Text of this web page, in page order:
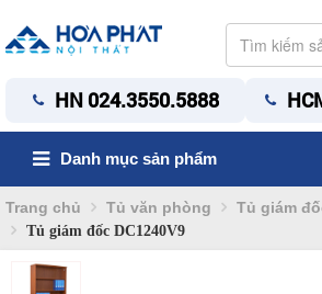
HN 024.3550.5888
Danh mục sản phẩm
Trang chủ Tủ văn phòng Tủ giám
Tủ giám đốc DC1240V9